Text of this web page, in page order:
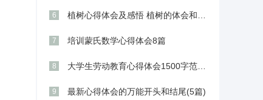
6
7 培训蒙氏数学心得体会8篇
8
9 最新心得体会的万能开头和结尾(5篇)